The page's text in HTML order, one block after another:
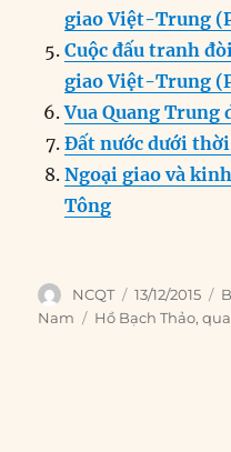
giao Việt-Trung
Cuộc đấu tranh
giao Việt-Trung
Vua Quang Trung
Đất nước dưới
Ngoại giao và
Tông
Author
NCQT
Posted
on
13/12/2015
Nam
Tags
Hồ Bạch Thảo,